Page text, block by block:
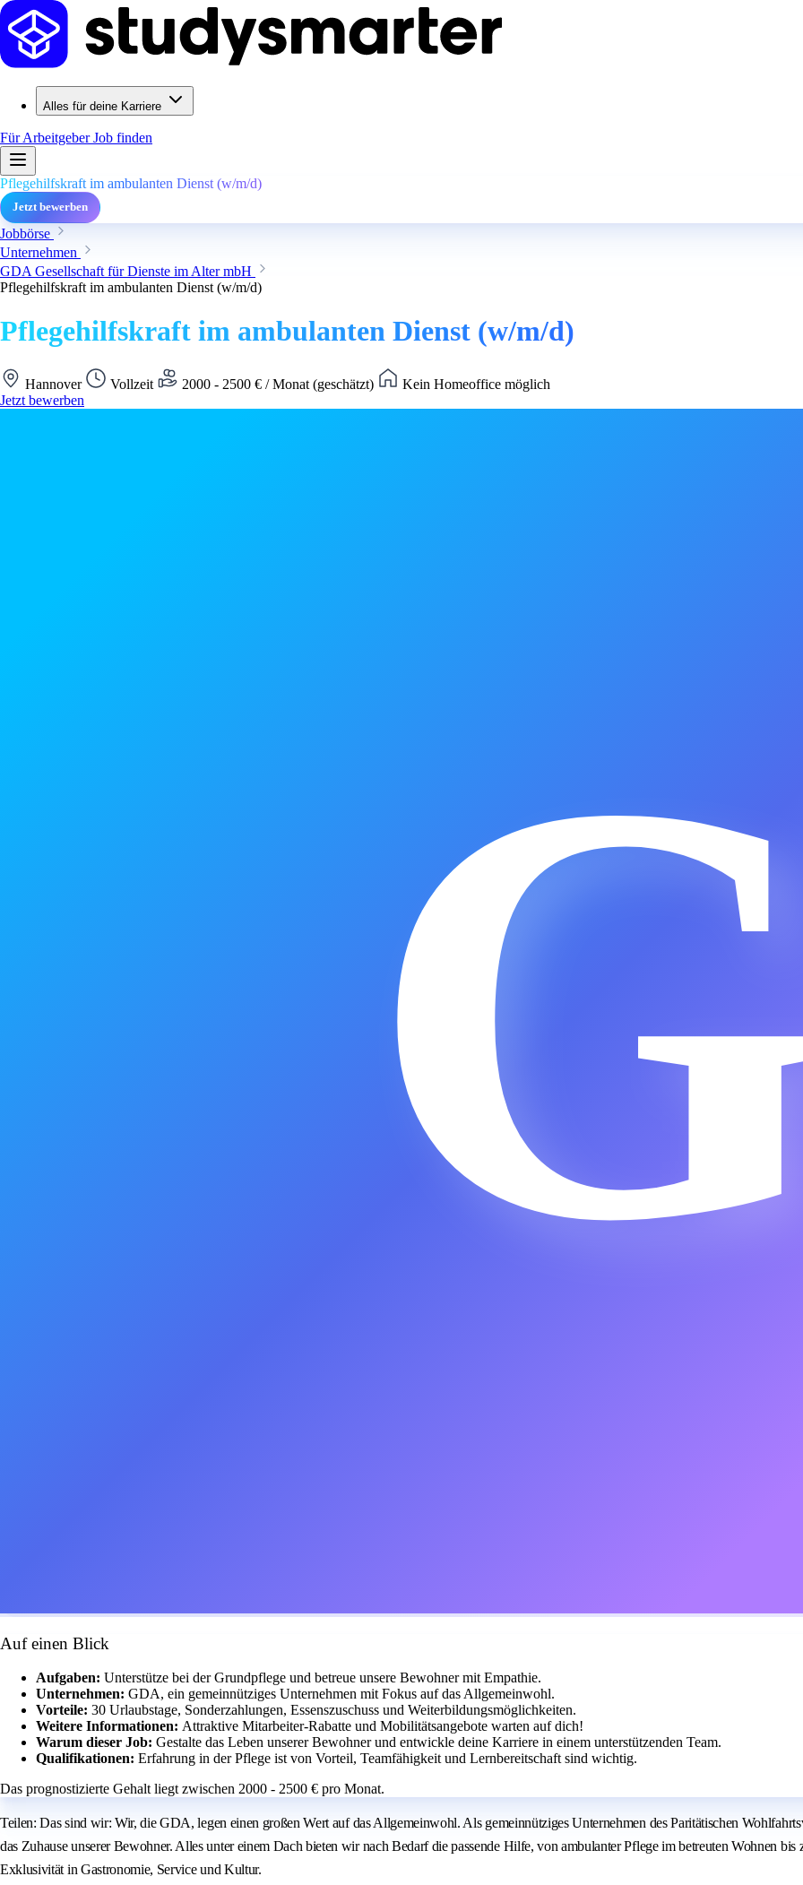
Alles für deine Karriere
Für ArbeitgeberJob finden
Pflegehilfskraft im ambulanten Dienst (w/m/d)
Jetzt bewerben
Jobbörse
Unternehmen
GDA Gesellschaft für Dienste im Alter mbH
Pflegehilfskraft im ambulanten Dienst (w/m/d)
Pflegehilfskraft im ambulanten Dienst (w/m/d)
Hannover Vollzeit 2000 - 2500 € / Monat (geschätzt)
Kein Homeoffice möglich
Jetzt bewerben
Auf einen Blick
Aufgaben: Unterstütze bei der Grundpflege und betreue unsere Bewohner mit Empathie.
Unternehmen: GDA, ein gemeinnütziges Unternehmen mit Fokus auf das Allgemeinwohl.
Vorteile: 30 Urlaubstage, Sonderzahlungen, Essenszuschuss und Weiterbildungsmöglichkeiten.
Weitere Informationen: Attraktive Mitarbeiter-Rabatte und Mobilitätsangebote warten auf dich!
Warum dieser Job: Gestalte das Leben unserer Bewohner und entwickle deine Karriere in einem unterstützenden Team.
Qualifikationen: Erfahrung in der Pflege ist von Vorteil, Teamfähigkeit und Lernbereitschaft sind wichtig.
Das prognostizierte Gehalt liegt zwischen 2000 - 2500 € pro Monat.
Teilen: Das sind wir: Wir, die GDA, legen einen großen Wert auf das Allgemeinwohl. Als gemeinnütziges Unternehmen des Paritätischen
das Zuhause unserer Bewohner. Alles unter einem Dach bieten wir nach Bedarf die passende Hilfe, von ambulanter Pflege im betreuten Wohnen
Exklusivität in Gastronomie, Service und Kultur.